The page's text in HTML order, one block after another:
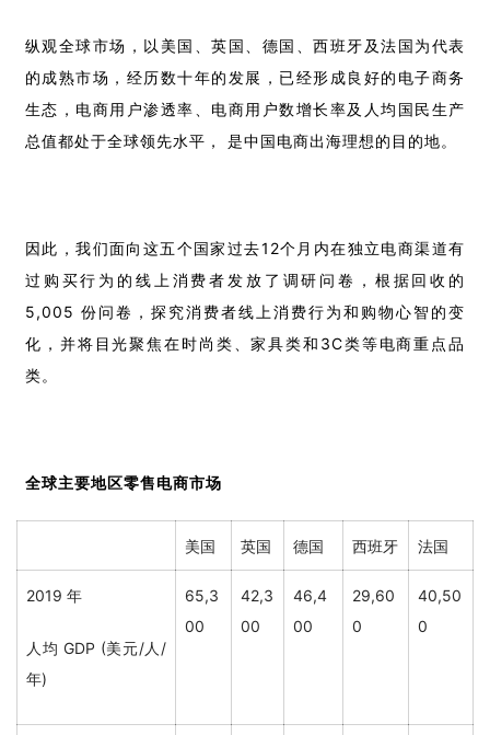
纵观全球市场，以美国、英国、德国、西班牙及法国为代表
的成熟市场，经历数十年的发展，已经形成良好的电子商务
生态，电商用户渗透率、电商用户数增长率及人均国民生产
总值都处于全球领先水平， 是中国电商出海理想的目的地。
因此，我们面向这五个国家过去12个月内在独立电商渠道有
过购买行为的线上消费者发放了调研问卷，根据回收的
5,005 份问卷，探究消费者线上消费行为和购物心智的变
化，并将目光聚焦在时尚类、家具类和3C类等电商重点品
类。
全球主要地区零售电商市场
美国 英国 德国 西班牙 法国
2019 年
人均 GDP (美元/人/
年)
65,3
00
42,3
00
46,4
00
29,60
0
40,50
0